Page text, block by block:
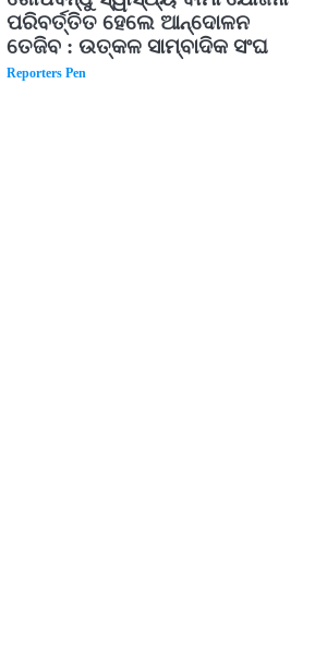
ପରିବର୍ତ୍ତିତ ହେଲେ ଆନ୍ଦୋଳନ
ତେଜିବ : ଉତ୍କଳ ସାମ୍ବାଦିକ ସଂଘ
Reporters Pen